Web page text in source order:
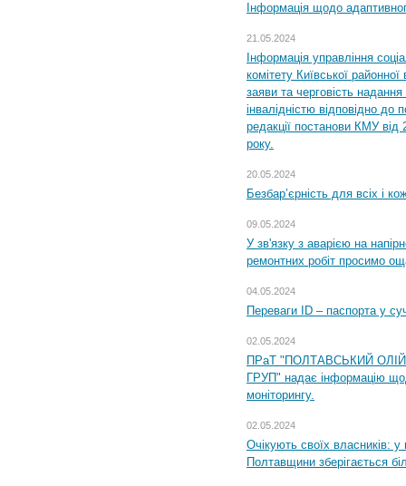
Інформація щодо
21.05.2024
Інформація управління
комітету Київської
заяви та черговість надання
інвалідністю відповідно
редакції постанови КМУ від
року.
20.05.2024
Безбар’єрність для всіх і
09.05.2024
У зв'язку з аварією на
ремонтних робіт просимо
04.05.2024
Переваги ID – паспорта у
02.05.2024
ПРаТ "ПОЛТАВСЬКИЙ
ГРУП" надає інформацію
моніторингу.
02.05.2024
Очікують своїх власників: у
Полтавщини зберігається